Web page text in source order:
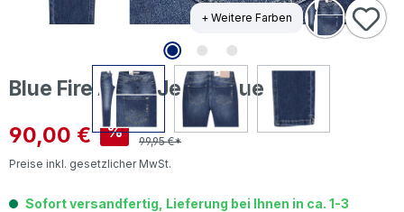
+ Weitere Farben
Blue Fire Alicia Jeans blue echo
Verkaufspreis:
90,00 € %
99,95 €*
Preise inkl. gesetzlicher MwSt.
Sofort versandfertig, Lieferung bei Ihnen in ca. 1-3